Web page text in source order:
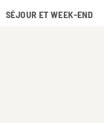
SÉJOUR ET WEEK-END